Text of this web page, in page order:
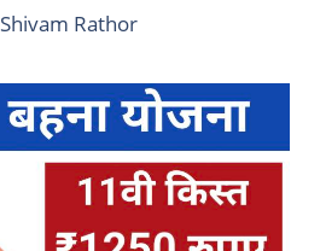
Shivam Rathor